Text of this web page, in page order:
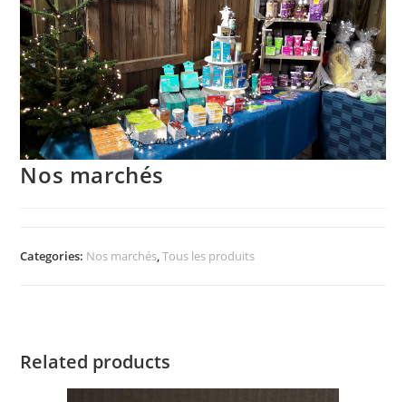
Nos marchés
Categories: Nos marchés,Tous les produits
Related products